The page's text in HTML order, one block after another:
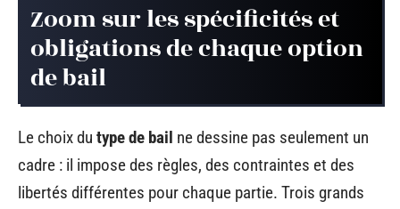
Zoom sur les spécificités et
obligations de chaque option
de bail
Le choix du type de bail ne dessine pas seulement un
cadre : il impose des règles, des contraintes et des
libertés différentes pour chaque partie. Trois grands